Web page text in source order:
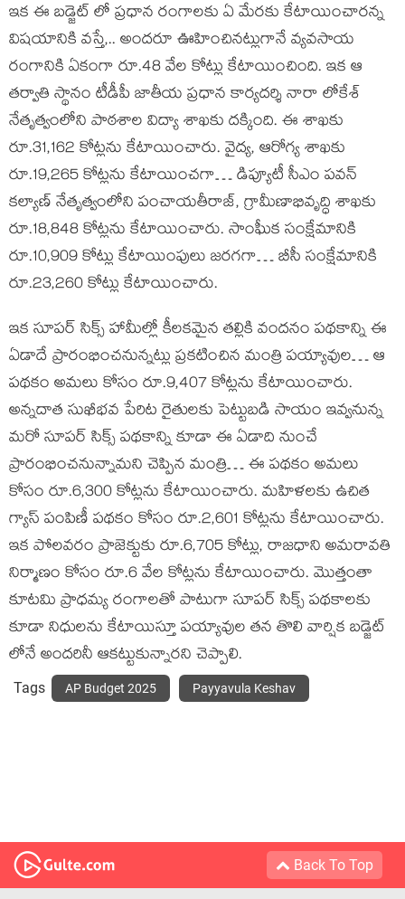
ఇక ఈ బడ్జెట్ లో ప్రధాన రంగాలకు ఏ మేరకు కేటాయించారన్న
విషయానికి వస్తే,.. అందరూ ఊహించినట్లుగానే వ్యవసాయ
రంగానికి ఏకంగా రూ.48 వేల కోట్లు కేటాయించింది. ఇక ఆ
తర్వాతి స్థానం టీడీపీ జాతీయ ప్రధాన కార్యదర్శి నారా లోకేశ్
నేతృత్వంలోని పాఠశాల విద్యా శాఖకు దక్కింది. ఈ శాఖకు
రూ.31,162 కోట్లను కేటాయించారు. వైద్య, ఆరోగ్య శాఖకు
రూ.19,265 కోట్లను కేటాయించగా… డిప్యూటీ సీఎం పవన్
కల్యాణ్ నేతృత్వంలోని పంచాయతీరాజ్, గ్రామీణాభివృద్ధి శాఖకు
రూ.18,848 కోట్లను కేటాయించారు. సాంఘీక సంక్షేమానికి
రూ.10,909 కోట్లు కేటాయింపులు జరగగా… బీసీ సంక్షేమానికి
రూ.23,260 కోట్లు కేటాయించారు.
ఇక సూపర్ సిక్స్ హామీల్లో కీలకమైన తల్లికి వందనం పథకాన్ని ఈ
ఏడాదే ప్రారంభించనున్నట్లు ప్రకటించిన మంత్రి పయ్యావుల… ఆ
పథకం అమలు కోసం రూ.9,407 కోట్లను కేటాయించారు.
అన్నదాత సుఖీభవ పేరిట రైతులకు పెట్టుబడి సాయం ఇవ్వనున్న
మరో సూపర్ సిక్స్ పథకాన్ని కూడా ఈ ఏడాది నుంచే
ప్రారంభించనున్నామని చెప్పిన మంత్రి… ఈ పథకం అమలు
కోసం రూ.6,300 కోట్లను కేటాయించారు. మహిళలకు ఉచిత
గ్యాస్ పంపిణీ పథకం కోసం రూ.2,601 కోట్లను కేటాయించారు.
ఇక పోలవరం ప్రాజెక్టుకు రూ.6,705 కోట్లు, రాజధాని అమరావతి
నిర్మాణం కోసం రూ.6 వేల కోట్లను కేటాయించారు. మొత్తంతా
కూటమి ప్రాధమ్య రంగాలతో పాటుగా సూపర్ సిక్స్ పథకాలకు
కూడా నిధులను కేటాయిస్తూ పయ్యావుల తన తొలి వార్షిక బడ్జెట్
లోనే అందరినీ ఆకట్టుకున్నారని చెప్పాలి.
Tags AP Budget 2025 Payyavula Keshav
Back To Top